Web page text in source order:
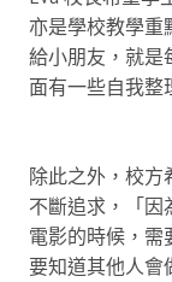
亦是學校教學重
給小朋友，就是
面有一些自我整
除此之外，校方
不斷追求，「因
電影的時候，需
要知道其他人會